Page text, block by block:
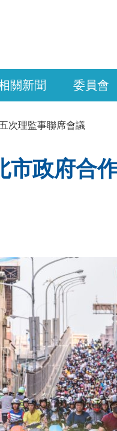
關新聞 委員會
次理監事聯席會議
政府合